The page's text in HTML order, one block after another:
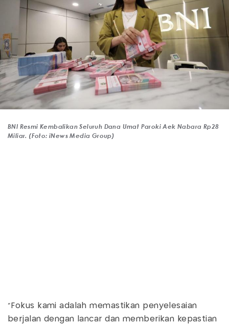
BNI Resmi Kembalikan Seluruh Dana Umat Paroki Aek Nabara Rp28
Miliar. (Foto: iNews Media Group)
"Fokus kami adalah memastikan penyelesaian
berjalan dengan lancar dan memberikan kepastian